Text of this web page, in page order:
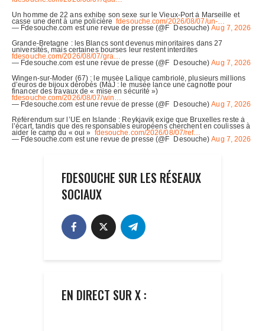
FDESOUCHE SUR LES RÉSEAUX
SOCIAUX
EN DIRECT SUR X :